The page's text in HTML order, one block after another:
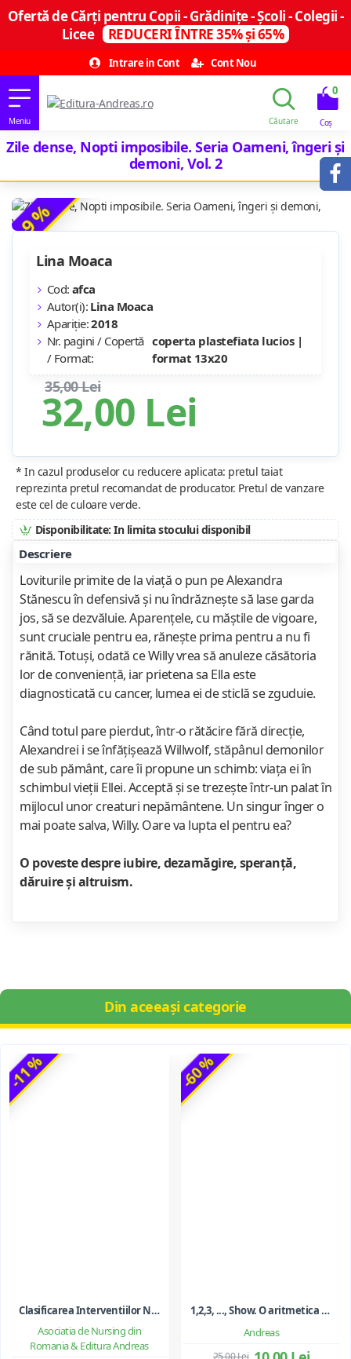
Ofertă de Cărți pentru Copii - Grădinițe - Școli - Colegii -
Licee
REDUCERI ÎNTRE 35% și 65%
Intrare in Cont
Cont Nou
0
Zile dense, Nopti imposibile. Seria Oameni, îngeri și
demoni, Vol. 2
-9 %
32,00 Lei
35,00 Lei
Lina Moaca
Cod: afca
Autor(i): Lina Moaca
Apariție:2018
Nr. pagini / Copertă
/ Format:
coperta plastefiata lucios |
format 13x20
* In cazul produselor cu reducere aplicata: pretul taiat
reprezinta pretul recomandat de producator. Pretul de vanzare
este cel de culoare verde.
Disponibilitate: In limita stocului disponibil
Descriere
Loviturile primite de la viață o pun pe Alexandra
Stănescu în defensivă și nu îndrăznește să lase garda
jos, să se dezvăluie. Aparențele, cu măștile de vigoare,
sunt cruciale pentru ea, rănește prima pentru a nu fi
rănită. Totuși, odată ce Willy vrea să anuleze căsătoria
lor de conveniență, iar prietena sa Ella este
diagnosticată cu cancer, lumea ei de sticlă se zguduie.
Când totul pare pierdut, într-o rătăcire fără direcție,
Alexandrei i se înfățișează Willwolf, stăpânul demonilor
de sub pământ, care îi propune un schimb: viața ei în
schimbul vieții Ellei. Acceptă și se trezește într-un palat în
mijlocul unor creaturi nepământene. Un singur înger o
mai poate salva, Willy. Oare va lupta el pentru ea?
O poveste despre iubire, dezamăgire, speranță,
dăruire și altruism.
Din aceeași categorie
-11 %
Asociatia de Nursing din
Romania & Editura Andreas
Clasificarea Interventiilor Nursing (NIC)
-60 %
Andreas
1,2,3, ..., Show. O aritmetica emotionala, o poezie a matematicii - Ioan Dancila
25,00 Lei